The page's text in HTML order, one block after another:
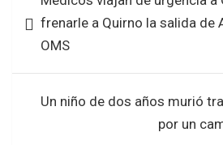
o
o
A
p
entradas
frenarle a Quirno la salida de
OMS
Un niño de dos años murió
por un